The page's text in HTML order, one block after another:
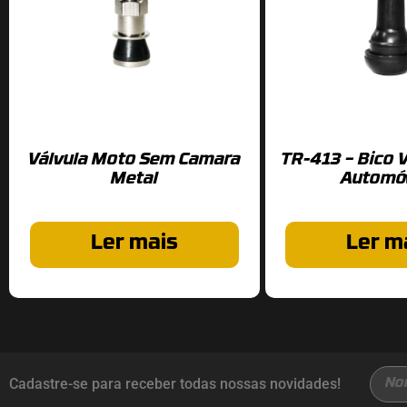
Válvula Moto Sem Camara
Metal
Ler mais
TR-413 – Bico
Ler
Cadastre-se para receber todas nossas novidades!